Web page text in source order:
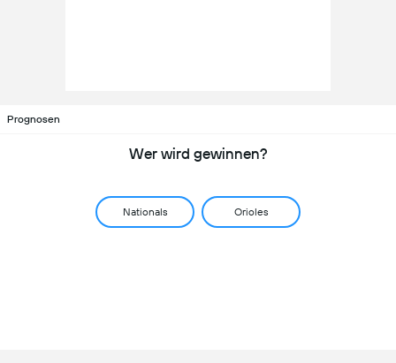
Prognosen
Wer wird gewinnen?
Nationals Orioles